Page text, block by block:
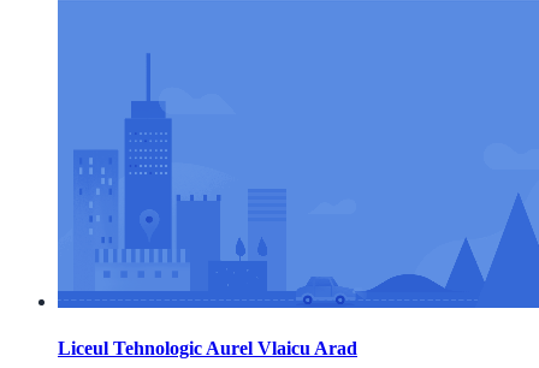
Liceul Tehnologic Aurel Vlaicu Arad